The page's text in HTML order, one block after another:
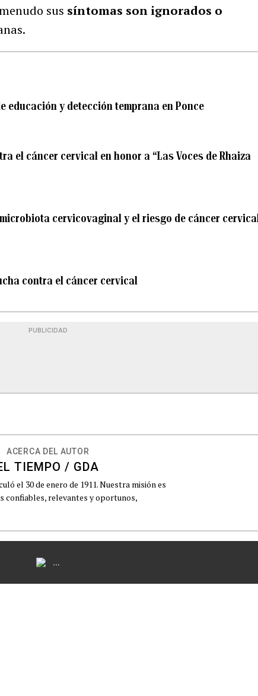
sus síntomas son ignorados o
educación y detección temprana en Ponce
el cáncer cervical en honor a “Las Voces de Rhaiza
cervicovaginal y el riesgo de cáncer cervical
contra el cáncer cervical
PUBLICIDAD
ACERCA DEL AUTOR
TIEMPO / GDA
el 30 de enero de 1911. Nuestra misión es
confiables, relevantes y oportunos,
...